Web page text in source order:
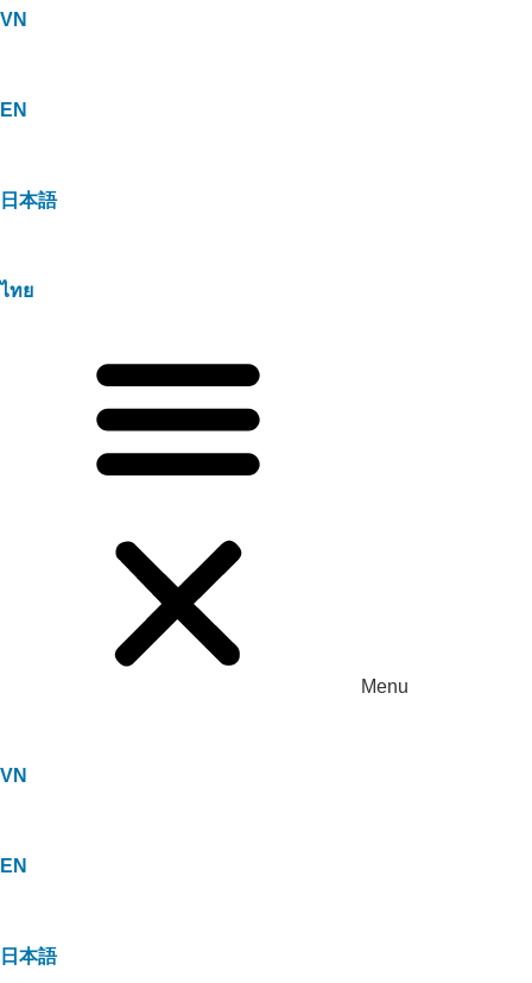
VN
EN
日本語
ไทย
Menu
VN
EN
日本語